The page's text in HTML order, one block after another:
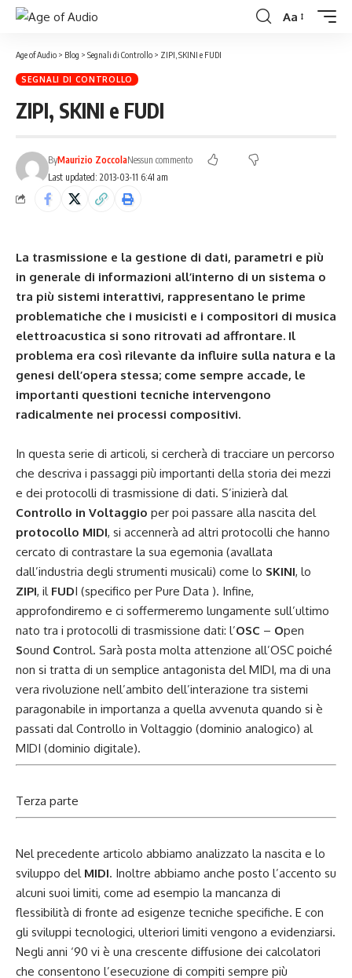
Aa
Age of Audio > Blog > Segnali di Controllo > ZIPI, SKINI e FUDI
SEGNALI DI CONTROLLO
ZIPI, SKINI e FUDI
Last updated: 2013-03-11 6:41 am
ByMaurizio ZoccolaNessun commento
La trasmissione e la gestione di dati, parametri e più
in generale di informazioni all’interno di un sistema o
tra più sistemi interattivi, rappresentano le prime
problematiche che i musicisti e i compositori di musica
elettroacustica si sono ritrovati ad affrontare. Il
problema era così rilevante da influire sulla natura e la
genesi dell’opera stessa; come sempre accade, le
importanti questioni tecniche intervengono
radicalmente nei processi compositivi.
In questa serie di articoli, si cercherà di tracciare un percorso
che descriva i passaggi più importanti della storia dei mezzi
e dei protocolli di trasmissione di dati. S’inizierà dal
Controllo in Voltaggio per poi passare alla nascita del
protocollo MIDI, si accennerà ad altri protocolli che hanno
cercato di contrastare la sua egemonia (avallata
dall’industria degli strumenti musicali) come lo SKINI, lo
ZIPI, ilFUDI (specifico per Pure Data ). Infine,
approfondiremo e ci soffermeremo lungamente sull’ultimo
nato tra i protocolli di trasmissione dati: l’OSC – Open
Sound Control. Sarà posta molta attenzione all’OSC poiché
non si tratta di un semplice antagonista del MIDI, ma di una
vera rivoluzione nell’ambito dell’interazione tra sistemi
paragonabile in importanza a quella avvenuta quando si è
passati dal Controllo in Voltaggio (dominio analogico) al
MIDI (dominio digitale).
Terza parte
Nel precedente articolo abbiamo analizzato la nascita e lo
sviluppo del MIDI. Inoltre abbiamo anche posto l’accento su
alcuni suoi limiti, come ad esempio la mancanza di
flessibilità di fronte ad esigenze tecniche specifiche. E con
gli sviluppi tecnologici, ulteriori limiti vengono a evidenziarsi.
Negli anni ‘90 vi è una crescente diffusione dei calcolatori
che consentono l’esecuzione di compiti sempre più